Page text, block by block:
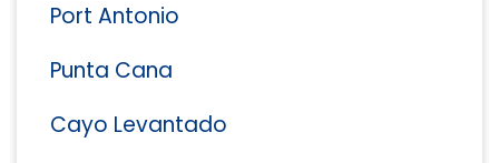
Port Antonio
Punta Cana
Cayo Levantado